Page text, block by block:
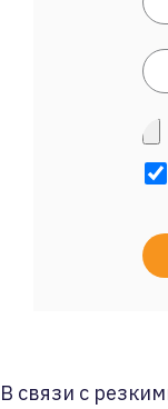
В связи с